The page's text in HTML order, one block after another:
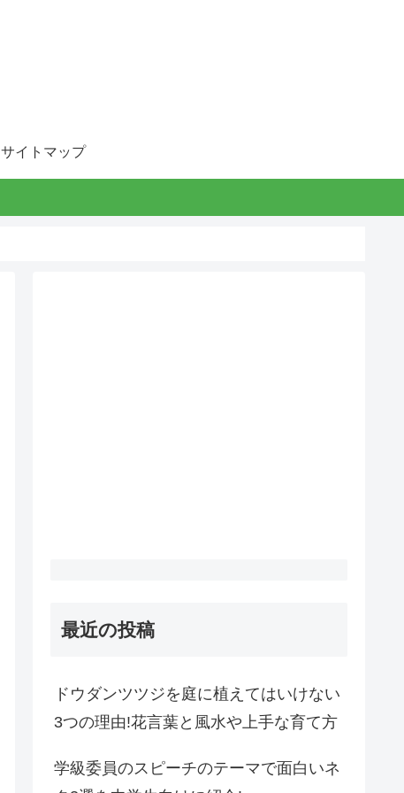
サイトマップ
最近の投稿
ドウダンツツジを庭に植えてはいけない
3つの理由!花言葉と風水や上手な育て方
学級委員のスピーチのテーマで面白いネ